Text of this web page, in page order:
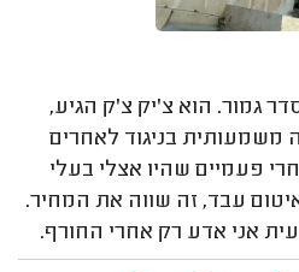
גמור. הוא צ'יק צ'ק הגיע,
משמעותית בניגוד לאחרים
פעמיים שהיו אצלי בעלי
עבד, זה שווה את המחיר.
אני אדע רק אחרי החורף.